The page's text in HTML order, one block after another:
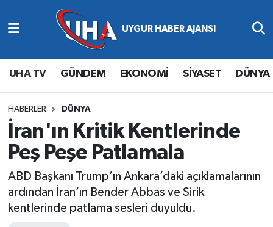
UHA TV GÜNDEM EKONOMİ SİYASET DÜNYA
HABERLER DÜNYA
İran'ın Kritik Kentlerinde
Peş Peşe Patlamala
ABD Başkanı Trump’ın Ankara’daki açıklamalarının
ardından İran’ın Bender Abbas ve Sirik
kentlerinde patlama sesleri duyuldu.
Abone Ol
Gündem
Ekonomi
Magazin
Siyaset
Spor
Nöbetçi Eczaneler
Hava Durumu
Namaz Vakitleri
Trafik Durumu
Süper Lig Puan Durumu ve Fikstür
Tüm Manşetler